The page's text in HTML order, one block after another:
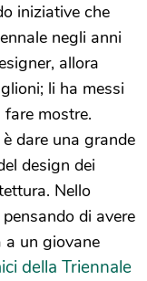
iniziative che
negli anni
allora
li ha messi
mostre.
dare una grande
design dei
Nello
di avere
a un giovane
della Triennale